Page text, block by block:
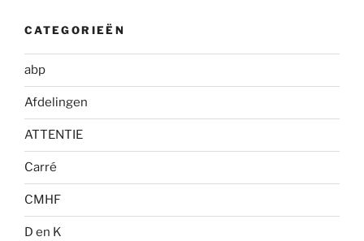
CATEGORIEËN
abp
Afdelingen
ATTENTIE
Carré
CMHF
D en K